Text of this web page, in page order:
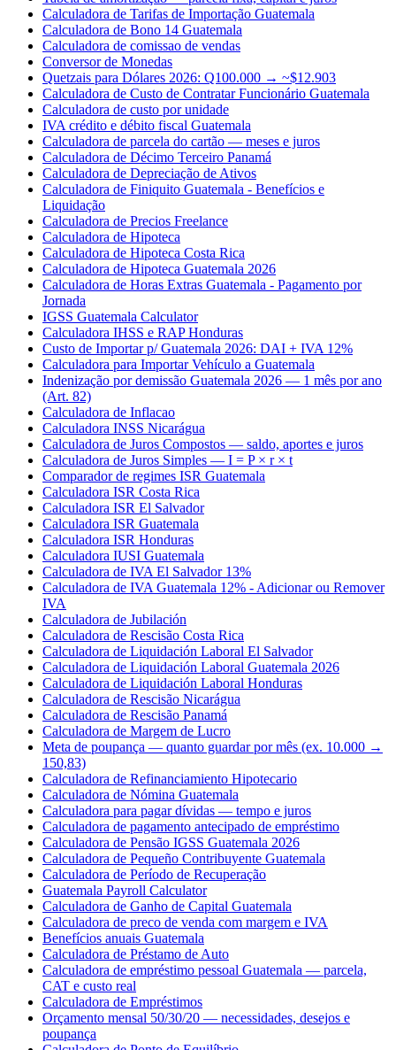
Calculadora de Tarifas de Importação Guatemala
Calculadora de Bono 14 Guatemala
Calculadora de comissao de vendas
Conversor de Monedas
Quetzais para Dólares 2026: Q100.000 → ~$12.903
Calculadora de Custo de Contratar Funcionário Guatemala
Calculadora de custo por unidade
IVA crédito e débito fiscal Guatemala
Calculadora de parcela do cartão — meses e juros
Calculadora de Décimo Terceiro Panamá
Calculadora de Depreciação de Ativos
Calculadora de Finiquito Guatemala - Benefícios e
Liquidação
Calculadora de Precios Freelance
Calculadora de Hipoteca
Calculadora de Hipoteca Costa Rica
Calculadora de Hipoteca Guatemala 2026
Calculadora de Horas Extras Guatemala - Pagamento por
Jornada
IGSS Guatemala Calculator
Calculadora IHSS e RAP Honduras
Custo de Importar p/ Guatemala 2026: DAI + IVA 12%
Calculadora para Importar Vehículo a Guatemala
Indenização por demissão Guatemala 2026 — 1 mês por ano
(Art. 82)
Calculadora de Inflacao
Calculadora INSS Nicarágua
Calculadora de Juros Compostos — saldo, aportes e juros
Calculadora de Juros Simples — I = P × r × t
Comparador de regimes ISR Guatemala
Calculadora ISR Costa Rica
Calculadora ISR El Salvador
Calculadora ISR Guatemala
Calculadora ISR Honduras
Calculadora IUSI Guatemala
Calculadora de IVA El Salvador 13%
Calculadora de IVA Guatemala 12% - Adicionar ou Remover
IVA
Calculadora de Jubilación
Calculadora de Rescisão Costa Rica
Calculadora de Liquidación Laboral El Salvador
Calculadora de Liquidación Laboral Guatemala 2026
Calculadora de Liquidación Laboral Honduras
Calculadora de Rescisão Nicarágua
Calculadora de Rescisão Panamá
Calculadora de Margem de Lucro
Meta de poupança — quanto guardar por mês (ex. 10.000 →
150,83)
Calculadora de Refinanciamiento Hipotecario
Calculadora de Nómina Guatemala
Calculadora para pagar dívidas — tempo e juros
Calculadora de pagamento antecipado de empréstimo
Calculadora de Pensão IGSS Guatemala 2026
Calculadora de Pequeño Contribuyente Guatemala
Calculadora de Período de Recuperação
Guatemala Payroll Calculator
Calculadora de Ganho de Capital Guatemala
Calculadora de preco de venda com margem e IVA
Benefícios anuais Guatemala
Calculadora de Préstamo de Auto
Calculadora de empréstimo pessoal Guatemala — parcela,
CAT e custo real
Calculadora de Empréstimos
Orçamento mensal 50/30/20 — necessidades, desejos e
poupança